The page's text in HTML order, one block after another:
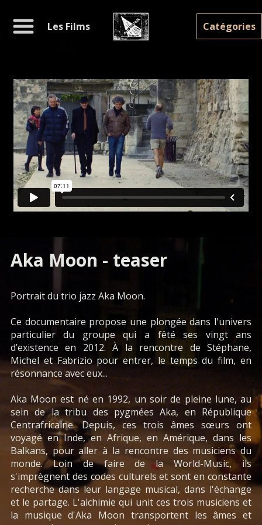
Les Films Catégories
Aka Moon - teaser
Portrait du trio jazz Aka Moon.
Ce documentaire propose une plongée dans l'univers
particulier du groupe qui a fêté ses vingt ans
d’existence en 2012. À la rencontre de Stéphane,
Michel et Fabrizio pour entrer, le temps du film, en
résonnance avec eux...
Aka Moon est né en 1992, un soir de pleine lune, au
sein de la tribu des pygmées Aka, en République
Centrafricaine. Depuis, ces trois âmes sœurs ont
voyagé en Inde, en Afrique, en Amérique, dans les
Balkans, pour aller à la rencontre des musiciens du
monde. Loin de faire de la World-Music, ils
s'imprègnent des codes culturels et sont en constante
recherche dans leur langage musical, dans l'échange
et le partage. L'alchimie qui unit ces trois musiciens et
la musique d'Aka Moon transportent les âmes et